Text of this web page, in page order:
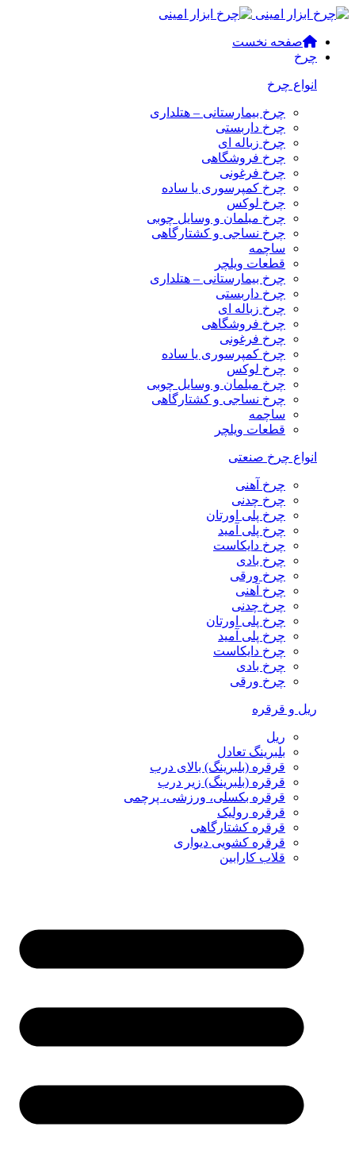
صفحه نخست
چرخ
انواع چرخ
چرخ بیمارستانی – هتلداری
چرخ داربستی
چرخ زباله ای
چرخ فروشگاهی
چرخ فرغونی
چرخ کمپرسوری یا ساده
چرخ لوکس
چرخ مبلمان و وسایل چوبی
چرخ نساجی و کشتارگاهی
ساچمه
قطعات ویلچر
چرخ بیمارستانی – هتلداری
چرخ داربستی
چرخ زباله ای
چرخ فروشگاهی
چرخ فرغونی
چرخ کمپرسوری یا ساده
چرخ لوکس
چرخ مبلمان و وسایل چوبی
چرخ نساجی و کشتارگاهی
ساچمه
قطعات ویلچر
انواع چرخ صنعتی
چرخ آهنی
چرخ چدنی
چرخ پلی اورتان
چرخ پلی آمید
چرخ دایکاست
چرخ بادی
چرخ ورقی
چرخ آهنی
چرخ چدنی
چرخ پلی اورتان
چرخ پلی آمید
چرخ دایکاست
چرخ بادی
چرخ ورقی
ریل و قرقره
ریل
بلبرینگ تعادل
قرقره (بلبرینگ) بالای درب
قرقره (بلبرینگ) زیر درب
قرقره بکسلی، ورزشی، پرچمی
قرقره رولیک
قرقره کشتارگاهی
قرقره کشویی دیواری
قلاب کارابین